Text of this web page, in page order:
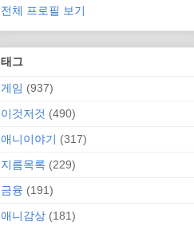
전체 프로필 보기
태그
게임 (937)
이것저것 (490)
애니이야기 (317)
지름목록 (229)
금융 (191)
애니감상 (181)